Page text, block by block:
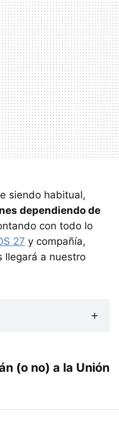
siendo habitual,
dependiendo de
con todo lo
27 y compañía,
llegará a nuestro
fotos
(o no) a la Unión